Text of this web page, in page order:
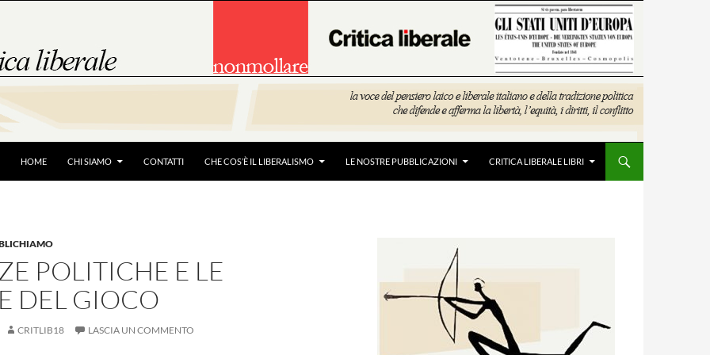
HOME CHI SIAMO CONTATTI CHE COS’È IL LIBERALISMO LE NOSTRE PUBBLICAZIONI CRITICA LIBERALE LIBRI
POLITICHE E LE
DEL GIOCO
CRITLIB18 LASCIA UN COMMENTO